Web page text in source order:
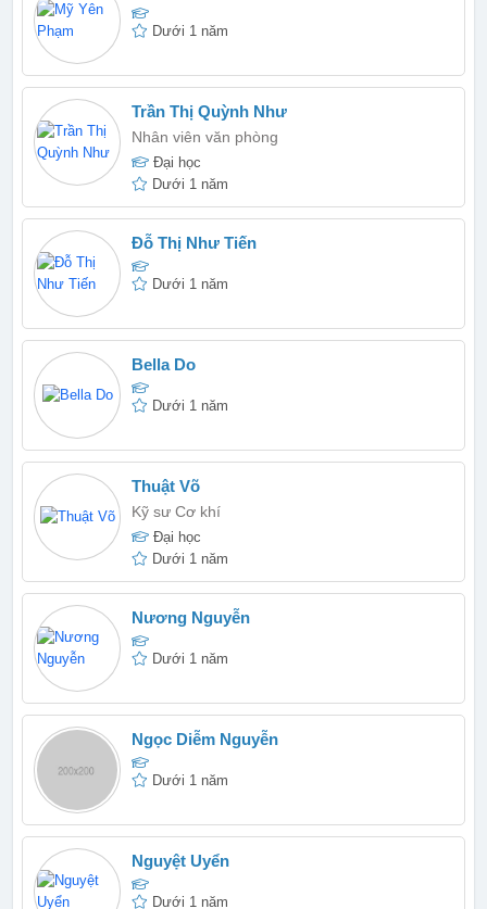
Dưới 1 năm
Trần Thị Quỳnh Như
Nhân viên văn phòng
Đại học
Dưới 1 năm
Đỗ Thị Như Tiến
Dưới 1 năm
Bella Do
Dưới 1 năm
Thuật Võ
Kỹ sư Cơ khí
Đại học
Dưới 1 năm
Nương Nguyễn
Dưới 1 năm
Ngọc Diễm Nguyễn
Dưới 1 năm
Nguyệt Uyển
Dưới 1 năm